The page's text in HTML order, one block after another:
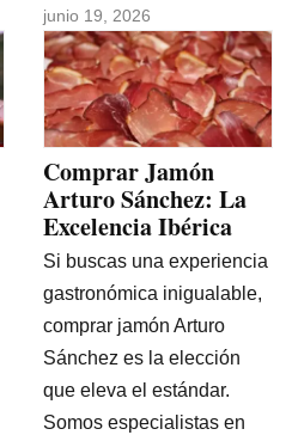
junio 19, 2026
Comprar Jamón
Arturo Sánchez: La
Excelencia Ibérica
Si buscas una experiencia
gastronómica inigualable,
comprar jamón Arturo
Sánchez es la elección
que eleva el estándar.
Somos especialistas en